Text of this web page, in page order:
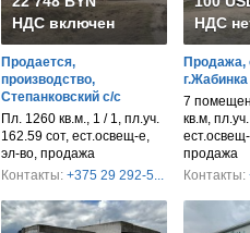
НДС включен
Продается,
производство,
Степанковский с/с
Пл. 1260 кв.м., 1 / 1, пл.уч.
162.59 сот, ест.освещ-е,
эл-во, продажа
Контакты: +375 29 292-5...
НДС
Продажа,
г.Жабинка
7
кв.м,
продажа
Контакты: